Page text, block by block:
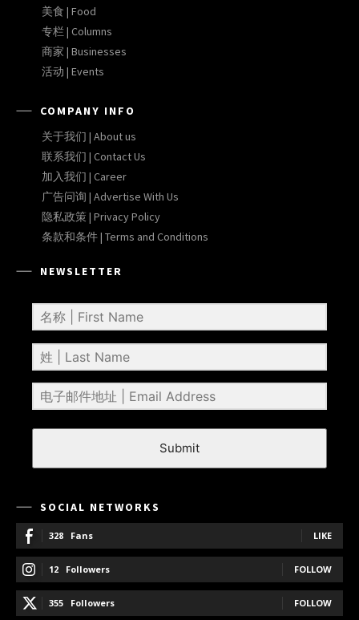
美食 | Food
专栏 | Columns
商家 | Businesses
活动 | Events
COMPANY INFO
关于我们 | About us
联系我们 | Contact Us
加入我们 | Career
广告问询 | Advertise With Us
隐私政策 | Privacy Policy
条款和条件 | Terms and Conditions
NEWSLETTER
Submit
SOCIAL NETWORKS
328 Fans LIKE
12 Followers FOLLOW
355 Followers FOLLOW